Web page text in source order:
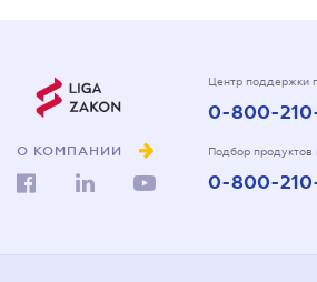
О КОМПАНИИ
Центр поддержки
0-800-
Подбор продуктов
0-800-